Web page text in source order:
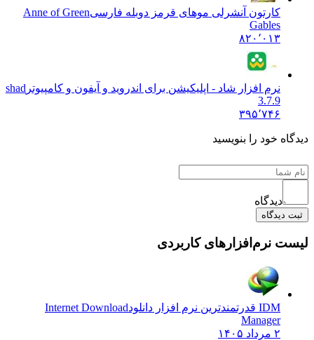
کارتون آنشرلی موهای قرمز دوبله فارسیAnne of Green
Gables
۸۲۰٬۰۱۳
نرم افزار شاد - اپلیکیشن برای اندروید و آیفون و کامپیوتر shad
3.7.9
۳۹۵٬۷۴۶
دیدگاه خود را بنویسید
دیدگاه
ثبت دیدگاه
لیست نرم‌افزارهای کاربردی
IDM قدرتمندترین نرم افزار دانلود
Internet Download
Manager
۲ مرداد ۱۴۰۵